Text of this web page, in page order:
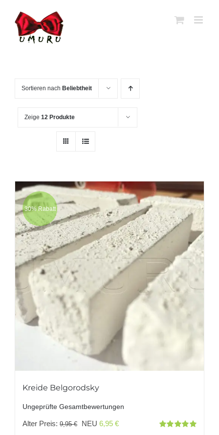
Inhalt
springen
Sortieren nach Beliebtheit
Zeige 12 Produkte
30% Rabatt
Kreide Belgorodsky
Ungeprüfte Gesamtbewertungen
Alter Preis: 9,95€
Ursprünglicher
NEU 6,95 €Aktueller